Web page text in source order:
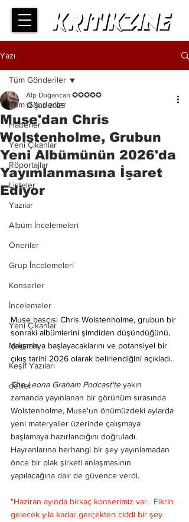
Yazı
Tüm Gönderiler
Haberler
Yeni Çıkanlar
Röportajlar
Listeler
Yazılar
Albüm İncelemeleri
Öneriler
Grup İncelemeleri
Konserler
İncelemeler
Yeni Çıkanlar
Magazin
Keşif Yazıları
deliler
Tüm Gönderiler
Muse'dan Chris
Wolstenholme, Grubun
Yeni Albümünün 2026'da
Yayımlanmasına İşaret
Ediyor
Alp Doğancan ✪✪✪✪✪
12 Şub 2025
Muse basçısı Chris Wolstenholme, grubun bir
sonraki albümlerini şimdiden düşündüğünü,
çalışmaya başlayacaklarını ve potansiyel bir
çıkış tarihi 2026 olarak belirlendiğini açıkladı.
The Leona Graham Podcast'te yakın
zamanda yayınlanan bir görünüm sırasında
Wolstenholme, Muse'un önümüzdeki aylarda
yeni materyaller üzerinde çalışmaya
başlamaya hazırlandığını doğruladı.
Hayranlarına herhangi bir şey yayınlamadan
önce bir plak şirketi anlaşmasının
yapılacağına dair de güvence verdi.
"Haziran ayında birkaç konserimiz var.  Fikrin
gelecek yıla kadar gerçekten ciddi bir şey